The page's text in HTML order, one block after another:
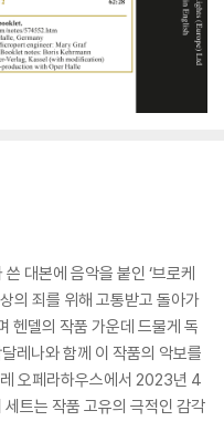
대본에 음악을 붙인 ‘브로케
의 죄를 위해 고통받고 돌아가
헨델의 작품 가운데 드물게 독
레나와 함께 이 작품의 악보를
오페라하우스에서 2023년 4
트는 작품 고유의 극적인 감각